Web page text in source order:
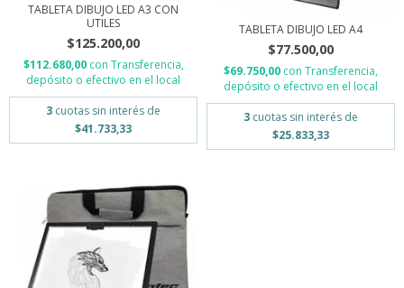
TABLETA DIBUJO LED A3 CON
UTILES
$125.200,00
$112.680,00 con Transferencia,
depósito o efectivo en el local
3 cuotas sin interés de
$41.733,33
TABLETA DIBUJO LED A4
$77.500,00
$69.750,00 con Transferencia,
depósito o efectivo en el local
3 cuotas sin interés de
$25.833,33